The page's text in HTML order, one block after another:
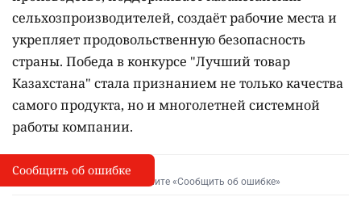
сельхозпроизводителей, создаёт рабочие места и
укрепляет продовольственную безопасность
страны. Победа в конкурсе "Лучший товар
Казахстана" стала признанием не только качества
самого продукта, но и многолетней системной
работы компании.
I
Сообщить об опечатке
Выделите фрагмент и нажмите «Сообщить об ошибке»
Сообщить об ошибке